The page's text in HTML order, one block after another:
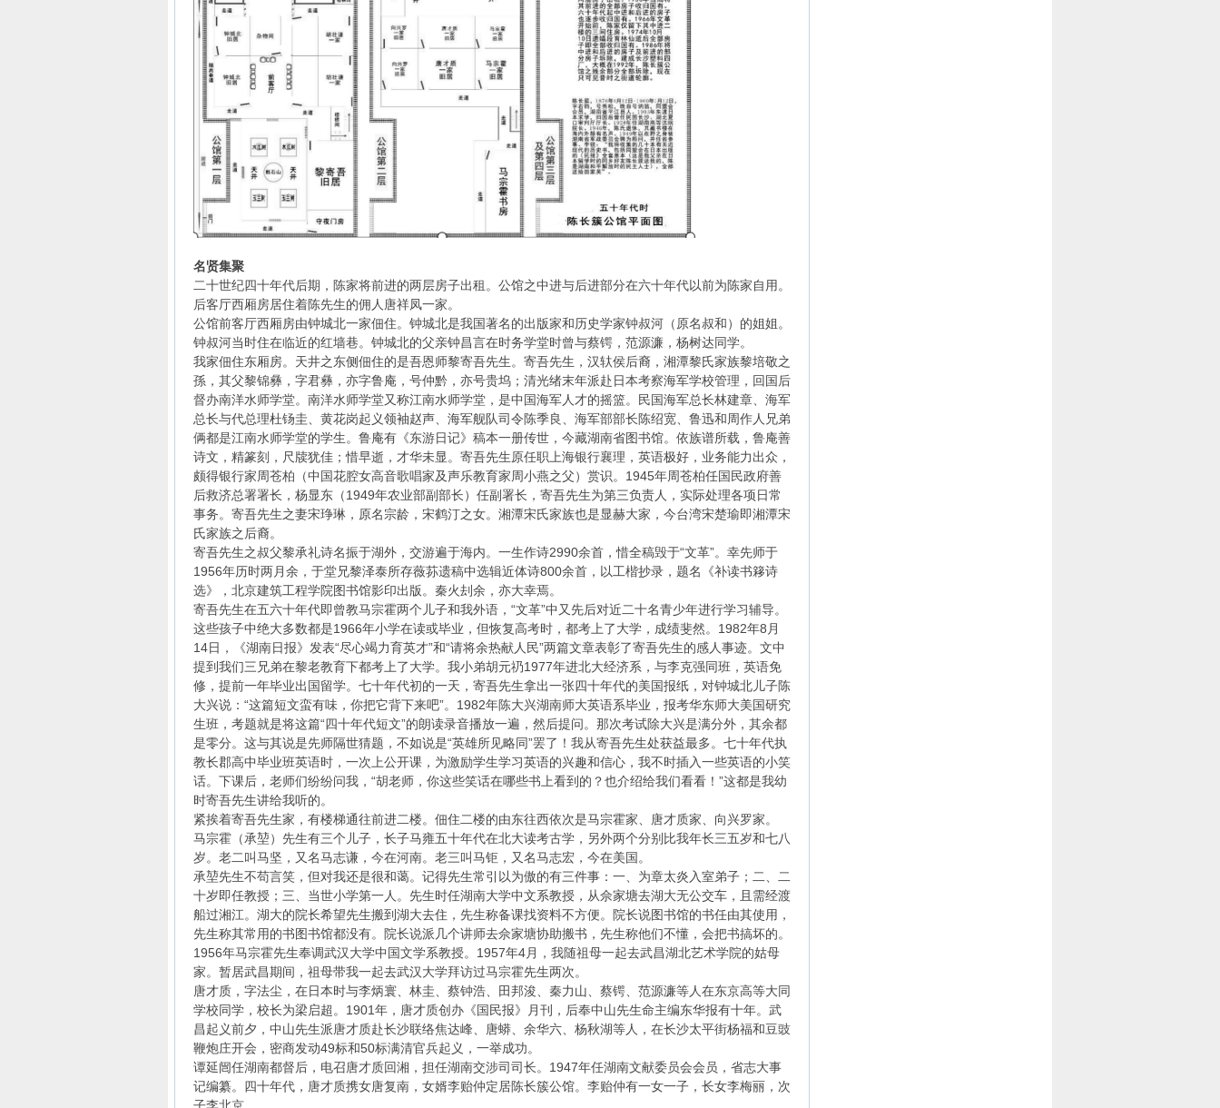
名贤集聚
二十世纪四十年代后期，陈家将前进的两层房子出租。公馆之中进与后进部分在六十年代以前为陈家自用。
后客厅西厢房居住着陈先生的佣人唐祥凤一家。
公馆前客厅西厢房由钟城北一家佃住。钟城北是我国著名的出版家和历史学家钟叔河（原名叔和）的姐姐。
钟叔河当时住在临近的红墙巷。钟城北的父亲钟昌言在时务学堂时曾与蔡锷，范源濂，杨树达同学。
我家佃住东厢房。天井之东侧佃住的是吾恩师黎寄吾先生。寄吾先生，汉轪侯后裔，湘潭黎氏家族黎培敬之
孫，其父黎锦彝，字君彝，亦字鲁庵，号仲黔，亦号贵坞；清光绪末年派赴日本考察海军学校管理，回国后
督办南洋水师学堂。南洋水师学堂又称江南水师学堂，是中国海军人才的摇篮。民国海军总长林建章、海军
总长与代总理杜钖圭、黄花岗起义领袖赵声、海军舰队司令陈季良、海军部部长陈绍宽、鲁迅和周作人兄弟
俩都是江南水师学堂的学生。鲁庵有《东游日记》稿本一册传世，今藏湖南省图书馆。依族谱所载，鲁庵善
诗文，精篆刻，尺牍犹佳；惜早逝，才华未显。寄吾先生原任职上海银行襄理，英语极好，业务能力出众，
颇得银行家周苍柏（中国花腔女高音歌唱家及声乐教育家周小燕之父）赏识。1945年周苍柏任国民政府善
后救济总署署长，杨显东（1949年农业部副部长）任副署长，寄吾先生为第三负责人，实际处理各项日常
事务。寄吾先生之妻宋琤琳，原名宗龄，宋鹤汀之女。湘潭宋氏家族也是显赫大家，今台湾宋楚瑜即湘潭宋
氏家族之后裔。
寄吾先生之叔父黎承礼诗名振于湖外，交游遍于海内。一生作诗2990余首，惜全稿毁于“文革”。幸先师于
1956年历时两月余，于堂兄黎泽泰所存薇荪遗稿中选辑近体诗800余首，以工楷抄录，题名《补读书簃诗
选》，北京建筑工程学院图书馆影印出版。秦火刦余，亦大幸焉。
寄吾先生在五六十年代即曾教马宗霍两个儿子和我外语，“文革”中又先后对近二十名青少年进行学习辅导。
这些孩子中绝大多数都是1966年小学在读或毕业，但恢复高考时，都考上了大学，成绩斐然。1982年8月
14日，《湖南日报》发表“尽心竭力育英才”和“请将余热献人民”两篇文章表彰了寄吾先生的感人事迹。文中
提到我们三兄弟在黎老教育下都考上了大学。我小弟胡元礽1977年进北大经济系，与李克强同班，英语免
修，提前一年毕业出国留学。七十年代初的一天，寄吾先生拿出一张四十年代的美国报纸，对钟城北儿子陈
大兴说：“这篇短文蛮有味，你把它背下来吧”。1982年陈大兴湖南师大英语系毕业，报考华东师大美国研究
生班，考题就是将这篇“四十年代短文”的朗读录音播放一遍，然后提问。那次考试除大兴是满分外，其余都
是零分。这与其说是先师隔世猜题，不如说是“英雄所见略同”罢了！我从寄吾先生处获益最多。七十年代执
教长郡高中毕业班英语时，一次上公开课，为激励学生学习英语的兴趣和信心，我不时插入一些英语的小笑
话。下课后，老师们纷纷问我，“胡老师，你这些笑话在哪些书上看到的？也介绍给我们看看！”这都是我幼
时寄吾先生讲给我听的。
紧挨着寄吾先生家，有楼梯通往前进二楼。佃住二楼的由东往西依次是马宗霍家、唐才质家、向兴罗家。
马宗霍（承堃）先生有三个儿子，长子马雍五十年代在北大读考古学，另外两个分别比我年长三五岁和七八
岁。老二叫马坚，又名马志谦，今在河南。老三叫马钜，又名马志宏，今在美国。
承堃先生不苟言笑，但对我还是很和蔼。记得先生常引以为傲的有三件事：一、为章太炎入室弟子；二、二
十岁即任教授；三、当世小学第一人。先生时任湖南大学中文系教授，从佘家塘去湖大无公交车，且需经渡
船过湘江。湖大的院长希望先生搬到湖大去住，先生称备课找资料不方便。院长说图书馆的书任由其使用，
先生称其常用的书图书馆都没有。院长说派几个讲师去佘家塘协助搬书，先生称他们不懂，会把书搞坏的。
1956年马宗霍先生奉调武汉大学中国文学系教授。1957年4月，我随祖母一起去武昌湖北艺术学院的姑母
家。暂居武昌期间，祖母带我一起去武汉大学拜访过马宗霍先生两次。
唐才质，字法尘，在日本时与李炳寰、林圭、蔡钟浩、田邦浚、秦力山、蔡锷、范源濂等人在东京高等大同
学校同学，校长为梁启超。1901年，唐才质创办《国民报》月刊，后奉中山先生命主编东华报有十年。武
昌起义前夕，中山先生派唐才质赴长沙联络焦达峰、唐蟒、余华六、杨秋湖等人，在长沙太平街杨福和豆豉
鞭炮庄开会，密商发动49标和50标满清官兵起义，一举成功。
谭延闿任湖南都督后，电召唐才质回湘，担任湖南交涉司司长。1947年任湖南文献委员会会员，省志大事
记编纂。四十年代，唐才质携女唐复南，女婿李贻仲定居陈长簇公馆。李贻仲有一女一子，长女李梅丽，次